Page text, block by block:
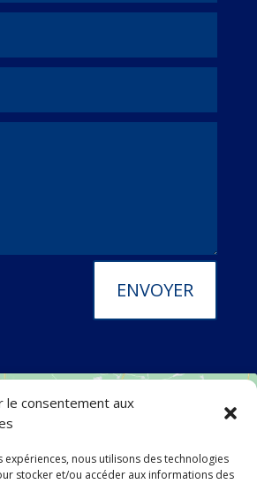
le consentement aux
nous utilisons des technologies
stocker et/ou accéder aux informations des
ENVOYER